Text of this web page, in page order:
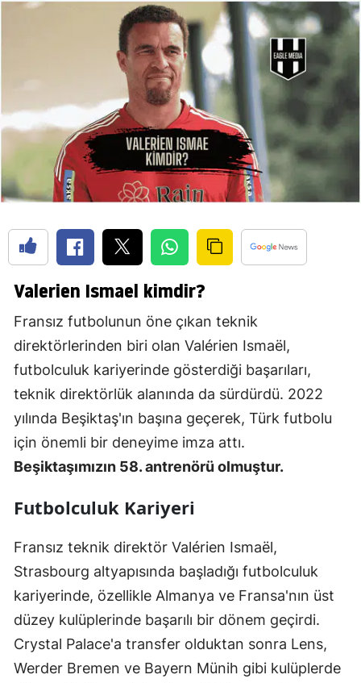
Valerien Ismael kimdir?
Fransız futbolunun öne çıkan teknik
direktörlerinden biri olan Valérien Ismaël,
futbolculuk kariyerinde gösterdiği başarıları,
teknik direktörlük alanında da sürdürdü. 2022
yılında Beşiktaş'ın başına geçerek, Türk futbolu
için önemli bir deneyime imza attı.
Beşiktaşımızın 58. antrenörü olmuştur.
Futbolculuk Kariyeri
Fransız teknik direktör Valérien Ismaël,
Strasbourg altyapısında başladığı futbolculuk
kariyerinde, özellikle Almanya ve Fransa'nın üst
düzey kulüplerinde başarılı bir dönem geçirdi.
Crystal Palace'a transfer olduktan sonra Lens,
Werder Bremen ve Bayern Münih gibi kulüplerde